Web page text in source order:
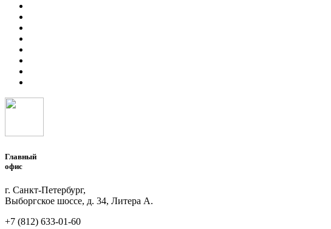
Главный
офис
г. Санкт-Петербург,
Выборгское шоссе, д. 34, Литера А.
+7 (812) 633-01-60